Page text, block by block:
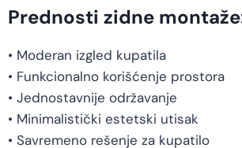
Prednosti zidne
• Moderan izgled kupatila
• Funkcionalno korišćenje prostora
• Jednostavnije održavanje
• Minimalistički estetski utisak
• Savremeno rešenje za kupatilo